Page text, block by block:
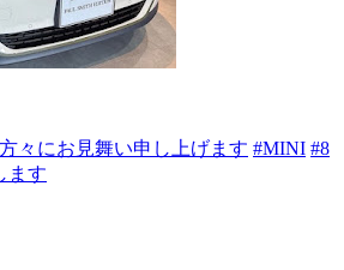
々にお見舞い申し上げます #MINI #8
ます